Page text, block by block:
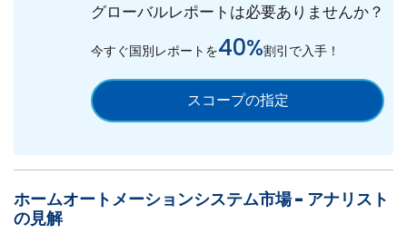
グローバルレポートは必要ありませんか？
今すぐ国別レポートを40%割引で入手！
スコープの指定
ホームオートメーションシステム市場 - アナリスト
の見解